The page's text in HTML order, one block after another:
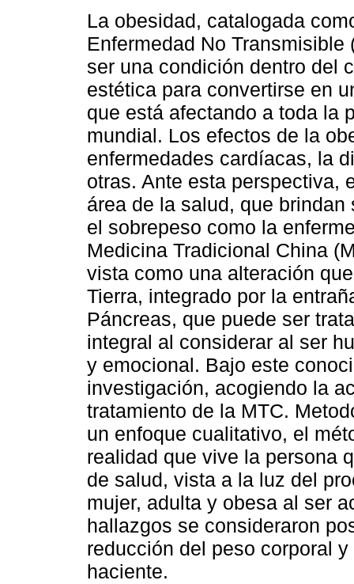
La obesidad, catalogada
Enfermedad No Transmisible
ser una condición dentro del
estética para convertirse en
que está afectando a toda la
mundial. Los efectos de la
enfermedades cardíacas, la
otras. Ante esta perspectiva,
área de la salud, que
el sobrepeso como la
Medicina Tradicional China
vista como una alteración
Tierra, integrado por la
Páncreas, que puede ser
integral al considerar al ser
y emocional. Bajo este
investigación, acogiendo la
tratamiento de la MTC.
un enfoque cualitativo, el
realidad que vive la persona
de salud, vista a la luz del
mujer, adulta y obesa al ser
hallazgos se consideraron
reducción del peso corporal
haciente.